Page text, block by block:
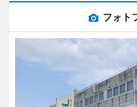
フォト